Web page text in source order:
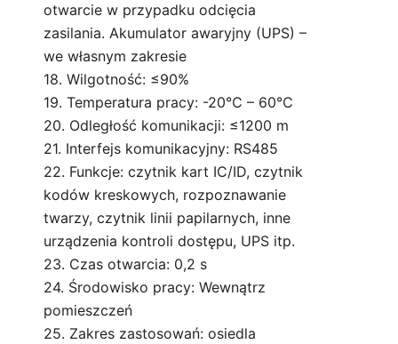
otwarcie w przypadku odcięcia
zasilania. Akumulator awaryjny (UPS) –
we własnym zakresie
18. Wilgotność: ≤90%
19. Temperatura pracy: -20℃ – 60℃
20. Odległość komunikacji: ≤1200 m
21. Interfejs komunikacyjny: RS485
22. Funkcje: czytnik kart IC/ID, czytnik
kodów kreskowych, rozpoznawanie
twarzy, czytnik linii papilarnych, inne
urządzenia kontroli dostępu, UPS itp.
23. Czas otwarcia: 0,2 s
24. Środowisko pracy: Wewnątrz
pomieszczeń
25. Zakres zastosowań: osiedla